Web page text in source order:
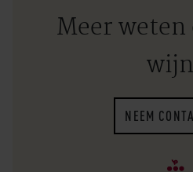
Meer weten
NEEM